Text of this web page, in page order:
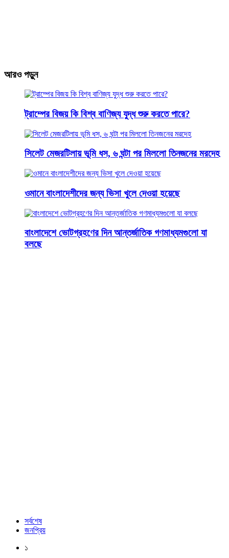
আরও পড়ুন
ট্রাম্পের বিজয় কি বিশ্ব বাণিজ্য যুদ্ধ শুরু করতে পারে?
সিলেট মেজরটিলায় ভূমি ধস, ৬ ঘন্টা পর মিললো তিনজনের মরদেহ
ওমানে বাংলাদেশীদের জন্য ভিসা খুলে দেওয়া হয়েছে
বাংলাদেশে ভোটগ্রহণের দিন আন্তর্জাতিক গণমাধ্যমগুলো যা
বলছে
সর্বশেষ
জনপ্রিয়
১